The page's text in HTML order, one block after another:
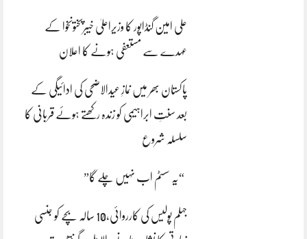
علی امین گنڈاپور کا وزیراعلیٰ خیبرپختونخوا کے
عہدے سے مستعفی ہونے کا اعلان
پاکستان بھر میں نمازِ عیدالاضحی کی ادائیگی کے
بعد سنتِ ابراہیمی کو زندہ رکھتے ہوئے قربانی کا
سلسلہ شروع
“یہ سسٹم اب نہیں چلے گا”
جہلم پولیس کی کارروائی،10 سالہ بچے کو جنسی